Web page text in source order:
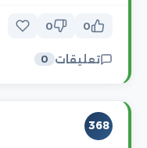
0
0
تعليقات 0
368